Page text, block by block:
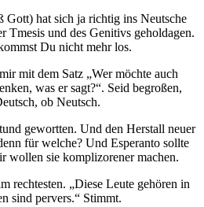
hat sich ja richtig ins Neutsche
Tmesis und des Genitivs geholdagen.
Du nicht mehr los.
mit dem Satz „Wer möchte auch
was er sagt?“. Seid begroßen,
ob Neutsch.
gewortten. Und den Herstall neuer
für welche? Und Esperanto sollte
wollen sie komplizorener machen.
rechtesten. „Diese Leute gehören in
sind pervers.“ Stimmt.